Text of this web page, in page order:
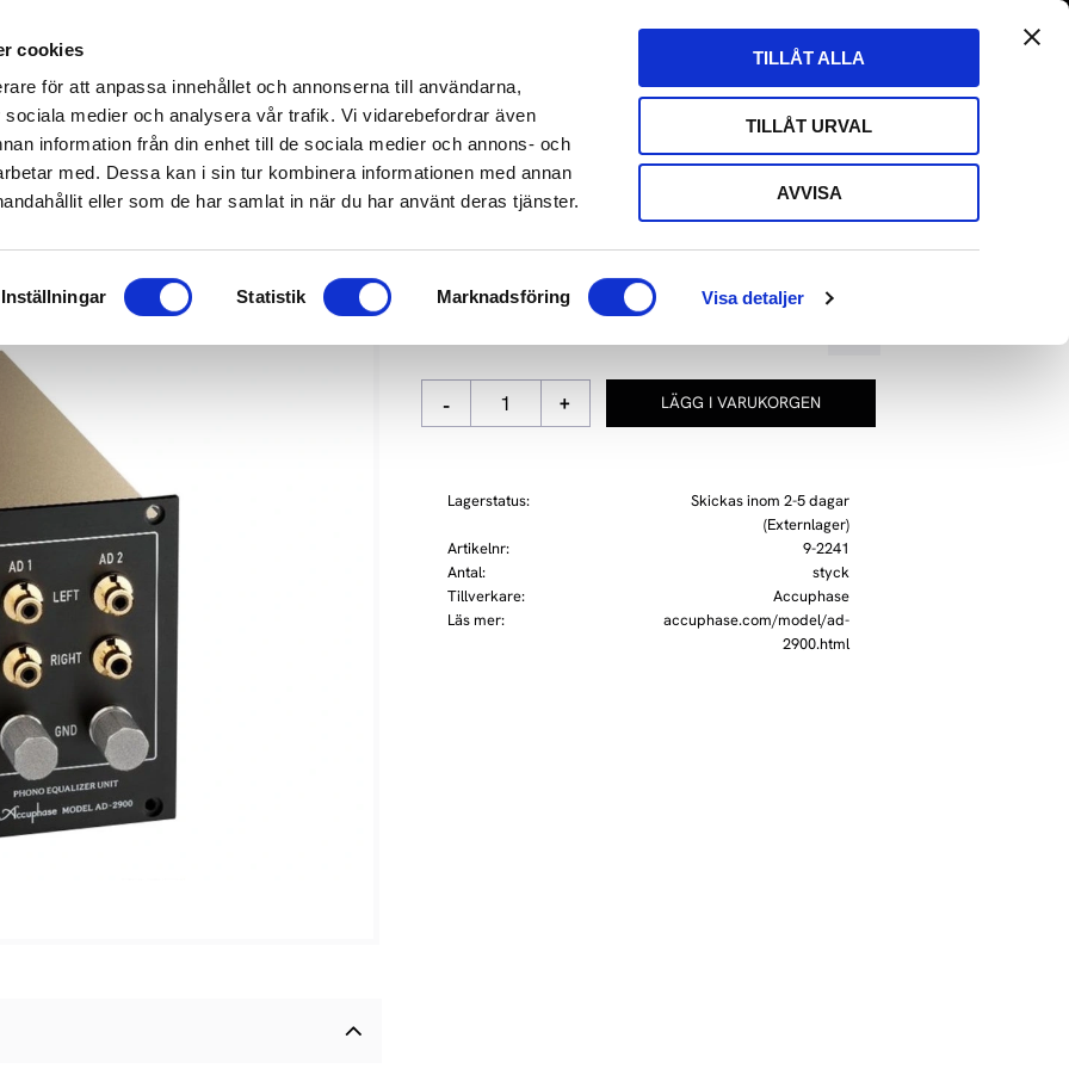
cookies
för att anpassa innehållet och annonserna till användarna,
medier och analysera vår trafik. Vi vidarebefordrar även
information från din enhet till de sociala medier och annons- och
med. Dessa kan i sin tur kombinera informationen med annan
eller som de har samlat in när du har använt deras tjänster.
Inställningar Statistik Marknadsföring Visa detaljer
TILLÅT ALLA
TILLÅT URVAL
AVVISA
Favoriter
Kundvagn
SKIVSPELARE STEREO HEMMABIO HÖGTALARE HIFI HÖRLURAR HIFI KABLAR EVENT
ACCUPHASE AD-2900 RIAA
+
-
Lägg till i favoriter
Lagerstatus
Skickas inom 2-5 dagar
(Externlager)
Artikelnr
9-2241
Antal
styck
Tillverkare
Accuphase
Läs mer
accuphase.com/model/ad-
2900.html